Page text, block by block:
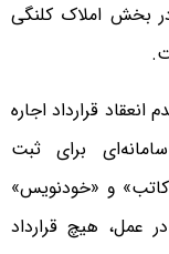
بخش املاک کلنگی
قرارداد اجاره
برای ثبت
و «خودنویس»
عمل، هیچ قرارداد